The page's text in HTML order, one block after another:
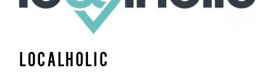
LOCALHOLIC